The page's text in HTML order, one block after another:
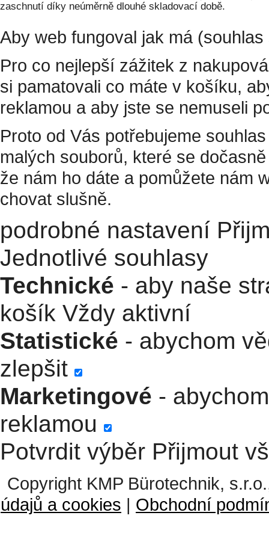
zaschnutí díky neúměrně dlouhé skladovací době.
Aby web fungoval jak má
Pro co nejlepší zážitek z
si pamatovali co máte v košíku,
reklamou a aby jste se nemuseli
Proto od Vás potřebujeme
malých souborů, které se
že nám ho dáte a pomůžete nám
chovat slušně.
podrobné nastavení
Jednotlivé souhlasy
Technické - aby naše
košík Vždy aktivní
Statistické - abychom
zlepšit
Marketingové -
reklamou
Potvrdit výběr Přijmout
Copyright KMP Bürotechnik,
údajů a cookies | Obchodní